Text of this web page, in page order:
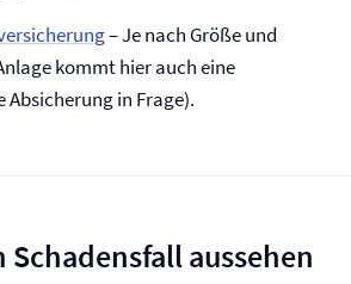
– Je nach Größe und
kommt hier auch eine
Absicherung in Frage).
Schadensfall aussehen